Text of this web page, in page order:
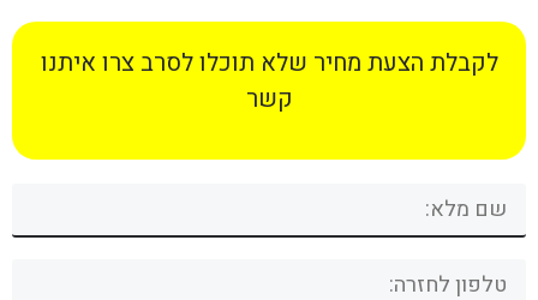
לקבלת הצעת מחיר שלא תוכלו לסרב צרו איתנו
קשר